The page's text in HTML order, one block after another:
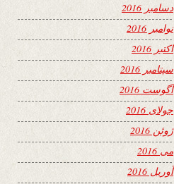
دسامبر 2016
نوامبر 2016
اکتبر 2016
سپتامبر 2016
آگوست 2016
جولای 2016
ژوئن 2016
می 2016
آوریل 2016